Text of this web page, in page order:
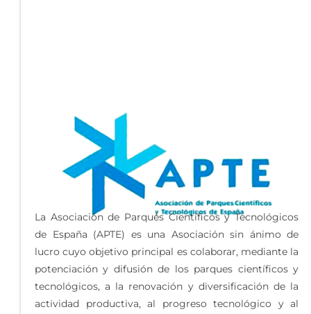
La Asociación de Parques Científicos y Tecnológicos
de España (APTE) es una Asociación sin ánimo de
lucro cuyo objetivo principal es colaborar, mediante la
potenciación y difusión de los parques científicos y
tecnológicos, a la renovación y diversificación de la
actividad productiva, al progreso tecnológico y al